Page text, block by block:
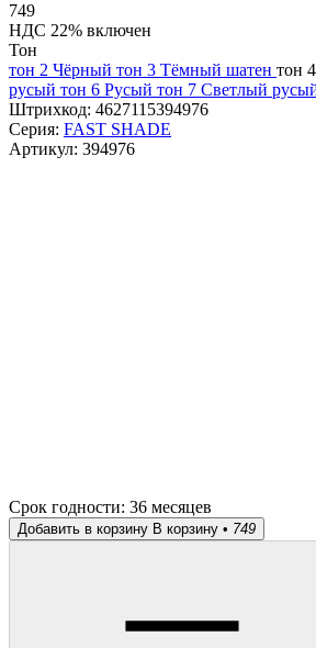
749
НДС 22% включен
Тон
тон 2 Чёрный тон 3 Тёмный шатен тон
русый тон 6 Русый тон 7 Светлый
Штрихкод: 4627115394976
Серия: FAST SHADE
Артикул: 394976
Срок годности: 36 месяцев
Добавить в корзину В корзину • 749